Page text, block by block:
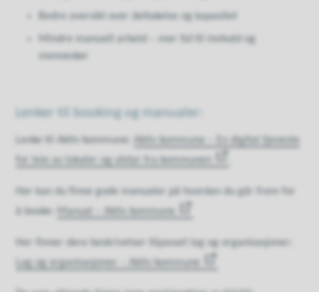
Bedre oversikt over deltakelse og kapasitet
Mindre manuelt arbeid – mer tid til innhold og
mennesker
Lenker til booking og manualer:
Lenke til Aktiv kommune:
Aktiv kommune – En digital tjeneste
for leie av lokaler og utstyr fra kommunen
Her kan du finne gode manualer på hvordan du går frem for
å booke:
Manual – Aktiv kommune
Her finner dere beskrivelser tilpasset lag og organisasjoner:
Lag og organisasjoner – Aktiv kommune